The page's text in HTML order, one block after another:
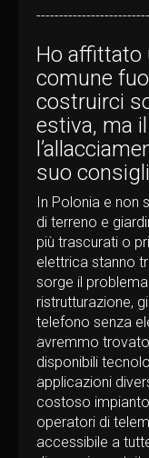
Ho affittato
comune
costruirci
estiva, ma
suo
In Polonia e non
di terreno e
più trascurati o
elettrica stanno
sorge il
ristrutturazione,
telefono senza
avremmo
disponibili
applicazioni
costoso
operatori di
accessibile a